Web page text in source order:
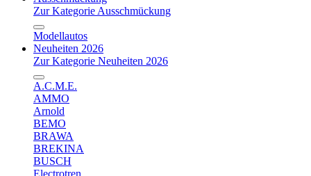
Zur Kategorie Ausschmückung
Modellautos
Neuheiten 2026
Zur Kategorie Neuheiten 2026
A.C.M.E.
AMMO
Arnold
BEMO
BRAWA
BREKINA
BUSCH
Electrotren